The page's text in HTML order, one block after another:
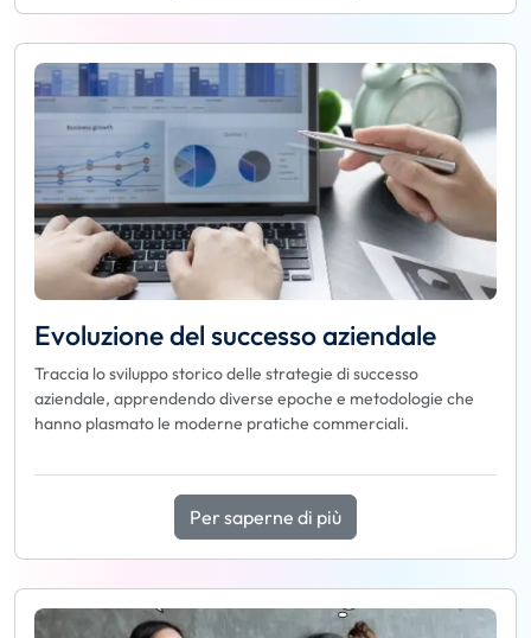
Evoluzione del successo aziendale
Traccia lo sviluppo storico delle strategie di successo
aziendale, apprendendo diverse epoche e metodologie che
hanno plasmato le moderne pratiche commerciali.
Per saperne di più